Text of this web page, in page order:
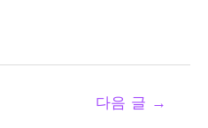
다음 글 →